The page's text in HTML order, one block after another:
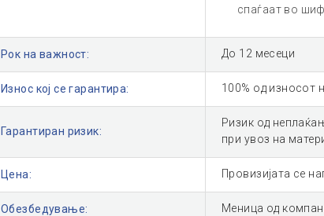
спаѓаат во
Рок на важност: До 12 месеци
Износ кој се гарантира: 100% од износот
Гарантиран ризик:
Ризик од
при увоз на
Цена: Провизијата се
Обезбедување: Меница од